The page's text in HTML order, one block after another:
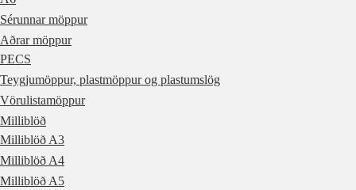
Sérunnar möppur
Aðrar möppur
PECS
Teygjumöppur, plastmöppur og plastumslög
Vörulistamöppur
Milliblöð
Milliblöð A3
Milliblöð A4
Milliblöð A5